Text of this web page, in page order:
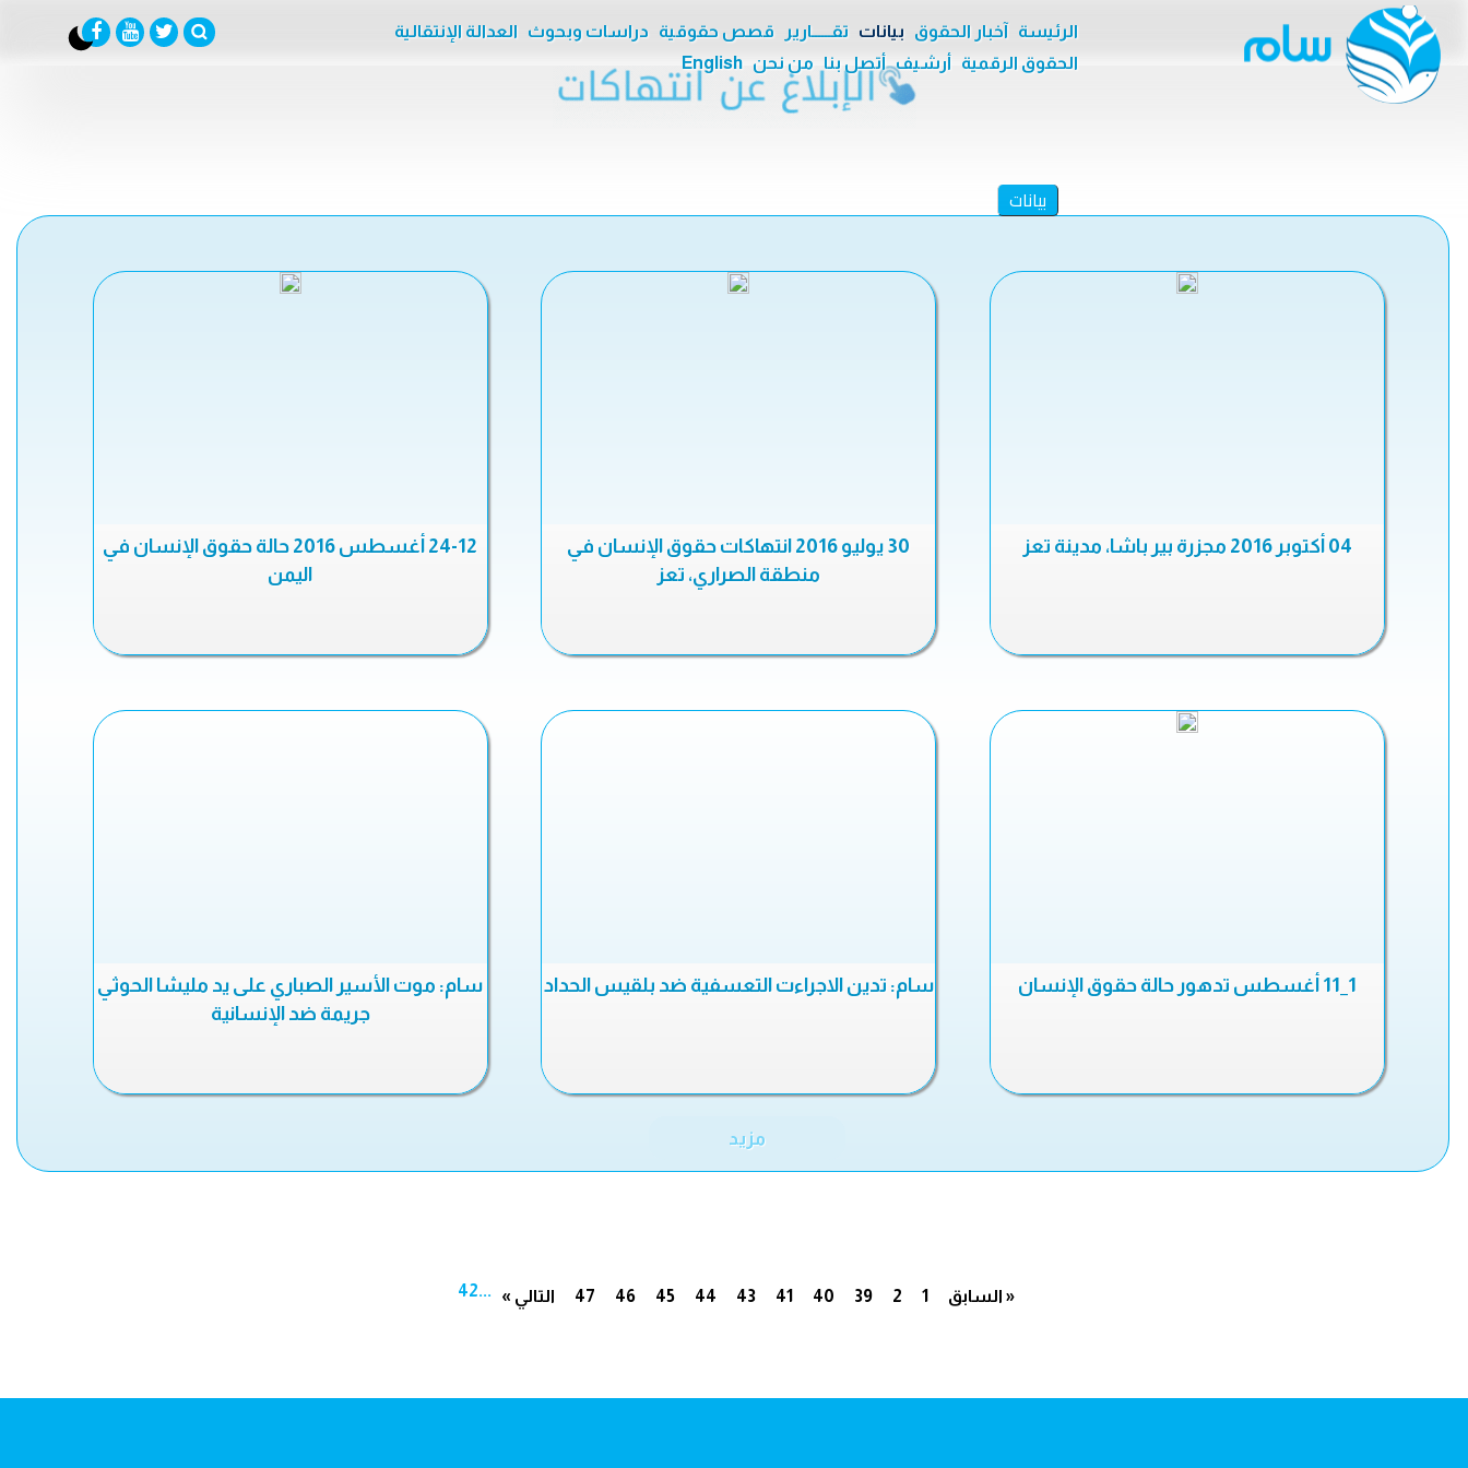
الرئيسة آخبار الحقوق بيانات تقــــــارير قصص حقوقية دراسات وبحوث
العدالة الإنتقالية
الحقوق الرقمية
أرشيف أتصل بنا من نحن English
بيانات
04 أكتوبر 2016 مجزرة بير باشا، مدينة تعز
30 يوليو 2016 انتهاكات حقوق الإنسان في
منطقة الصراري، تعز
24-12 أغسطس 2016 حالة حقوق الإنسان في
اليمن
1_11 أغسطس تدهور حالة حقوق الإنسان سام: تدين الاجراءت التعسفية ضد بلقيس الحداد
سام: موت الأسير الصباري على يد مليشا الحوثي
جريمة ضد الإنسانية
مزيد
« السابق 1
2
... 39
40
41
42 43
44
45
46
47 التالي »